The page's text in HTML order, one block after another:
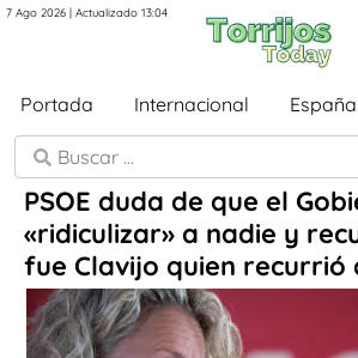
7 Ago 2026 | Actualizado 13:04
Portada Internacional España
PSOE duda de que el
«ridiculizar» a nadie y
fue Clavijo quien recurrió